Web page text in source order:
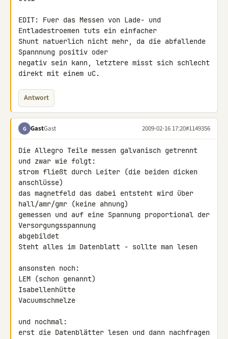
EDIT: Fuer das Messen von Lade- und
Entladestroemen tuts ein einfacher
Shunt natuerlich nicht mehr, da die abfallende
Spannnung positiv oder
negativ sein kann, letztere misst sich schlecht
direkt mit einem uC.
Antwort
G GastGast 2009-02-16 17:20#1149356
Die Allegro Teile messen galvanisch getrennt
und zwar wie folgt:
strom fließt durch Leiter (die beiden dicken
anschlüsse)
das magnetfeld das dabei entsteht wird über
hall/amr/gmr (keine ahnung)
gemessen und auf eine Spannung proportional der
Versorgungsspannung
abgebildet
Steht alles im Datenblatt - sollte man lesen
ansonsten noch:
LEM (schon genannt)
Isabellenhütte
Vacuumschmelze
und nochmal:
erst die Datenblätter lesen und dann nachfragen